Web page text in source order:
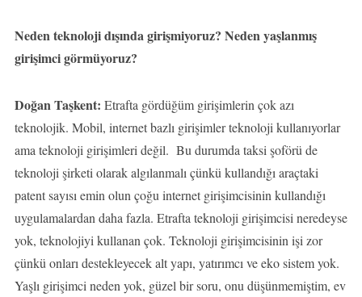
Neden teknoloji dışında girişmiyoruz? Neden yaşlanmış
girişimci görmüyoruz?
Doğan Taşkent: Etrafta gördüğüm girişimlerin çok azı
teknolojik. Mobil, internet bazlı girişimler teknoloji kullanıyorlar
ama teknoloji girişimleri değil. Bu durumda taksi şoförü de
teknoloji şirketi olarak algılanmalı çünkü kullandığı araçtaki
patent sayısı emin olun çoğu internet girişimcisinin kullandığı
uygulamalardan daha fazla. Etrafta teknoloji girişimcisi neredeyse
yok, teknolojiyi kullanan çok. Teknoloji girişimcisinin işi zor
çünkü onları destekleyecek alt yapı, yatırımcı ve eko sistem yok.
Yaşlı girişimci neden yok, güzel bir soru, onu düşünmemiştim, ev